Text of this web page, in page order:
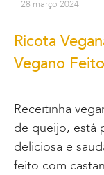
28 março 2024
Ricota
Vegano
Receitinha
de queijo, está
deliciosa e
feito com